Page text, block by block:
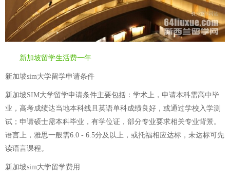
新加坡留学生活费一年
新加坡sim大学留学申请条件
新加坡SIM大学留学申请条件主要包括：学术上，申请本科需高中毕
业，高考成绩达当地本科线且英语单科成绩良好，或通过学校入学测
试；申请硕士需本科毕业，有学位证，部分专业要求相关专业背景。
语言上，雅思一般需6.0 - 6.5分及以上，或托福相应达标，未达标可先
读语言课程。
新加坡sim大学留学费用